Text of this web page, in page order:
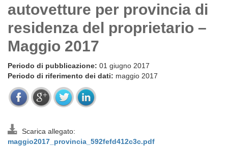
autovetture per provincia di
residenza del proprietario –
Maggio 2017
Periodo di pubblicazione: 01 giugno 2017
Periodo di riferimento dei dati: maggio 2017
Scarica allegato:
maggio2017_provincia_592fefd412c3c.pdf